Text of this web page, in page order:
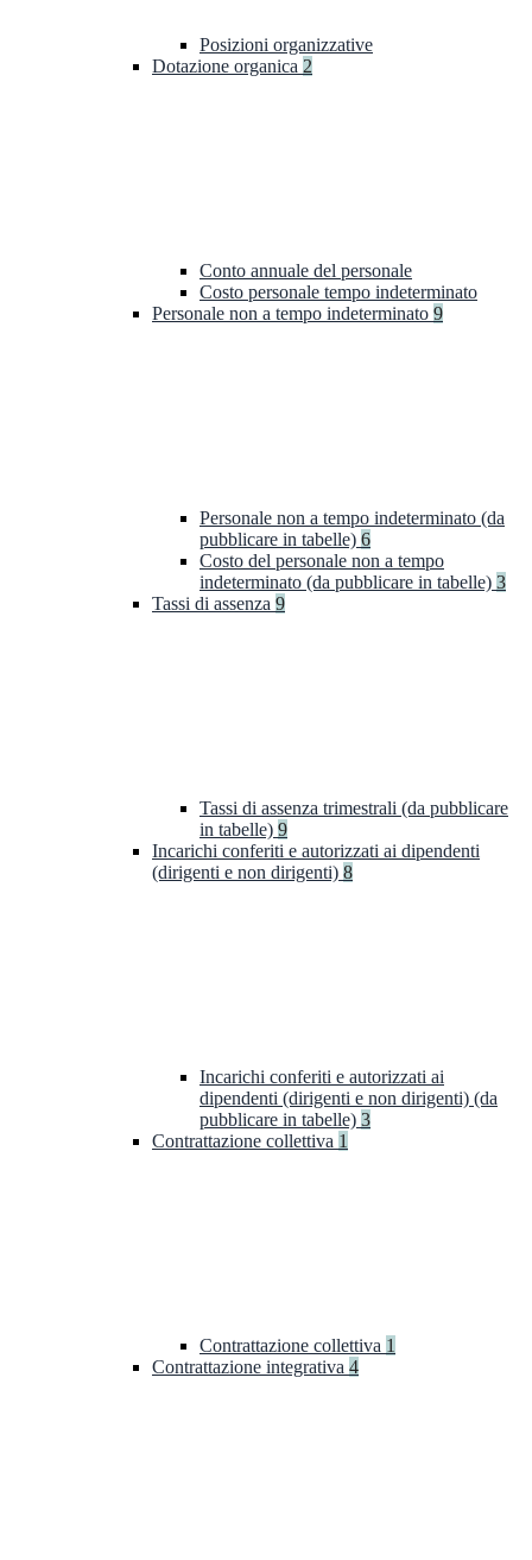
Posizioni organizzative
Dotazione organica 2
Conto annuale del personale
Costo personale tempo indeterminato
Personale non a tempo indeterminato 9
Personale non a tempo indeterminato (da
pubblicare in tabelle) 6
Costo del personale non a tempo
indeterminato (da pubblicare in tabelle) 3
Tassi di assenza 9
Tassi di assenza trimestrali (da pubblicare
in tabelle) 9
Incarichi conferiti e autorizzati ai dipendenti
(dirigenti e non dirigenti) 8
Incarichi conferiti e autorizzati ai
dipendenti (dirigenti e non dirigenti) (da
pubblicare in tabelle) 3
Contrattazione collettiva 1
Contrattazione collettiva 1
Contrattazione integrativa 4